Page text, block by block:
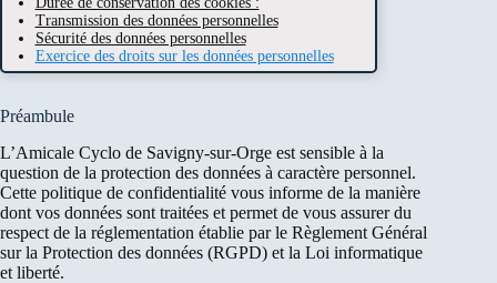
Transmission des données personnelles
Sécurité des données personnelles
Exercice des droits sur les données personnelles
Préambule
L’Amicale Cyclo de Savigny-sur-Orge est sensible à la
question de la protection des données à caractère personnel.
Cette politique de confidentialité vous informe de la manière
dont vos données sont traitées et permet de vous assurer du
respect de la réglementation établie par le Règlement Général
sur la Protection des données (RGPD) et la Loi informatique
et liberté.